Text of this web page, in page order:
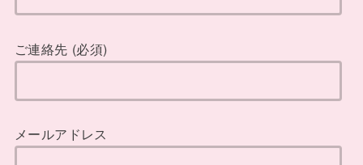
ご連絡先 (必須)
メールアドレス